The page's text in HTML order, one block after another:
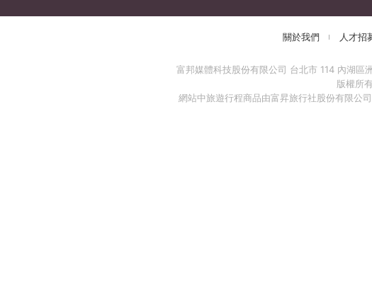
關於我們 人才招
富邦媒體科技股份有限公司 台北市 114 內湖
版權所
網站中旅遊行程商品由富昇旅行社股份有限公